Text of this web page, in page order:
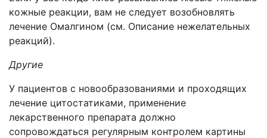
кожные реакции, вам не следует возобновлять
лечение Омалгином (см. Описание нежелательных
реакций).
Другие
У пациентов с новообразованиями и проходящих
лечение цитостатиками, применение
лекарственного препарата должно
сопровождаться регулярным контролем картины